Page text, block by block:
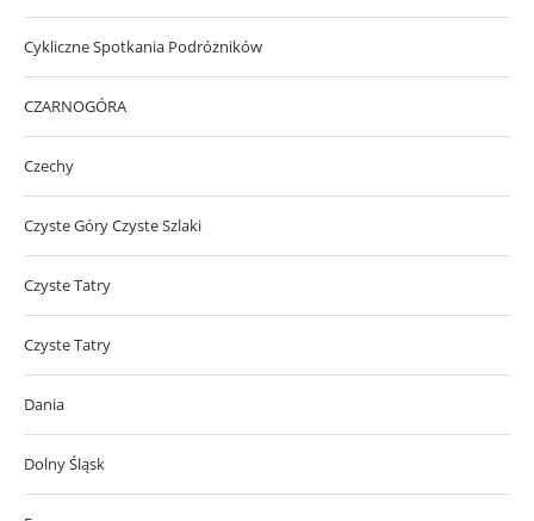
Cykliczne Spotkania Podróżników
CZARNOGÓRA
Czechy
Czyste Góry Czyste Szlaki
Czyste Tatry
Czyste Tatry
Dania
Dolny Śląsk